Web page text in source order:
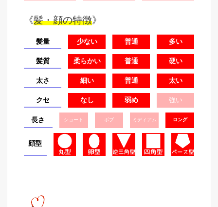
《髪・顔の特徴》
髪量 少ない 普通 多い
髪質 柔らかい 普通 硬い
太さ 細い 普通 太い
クセ なし 弱め 強い
長さ ショート ボブ ミディアム ロング
顔型